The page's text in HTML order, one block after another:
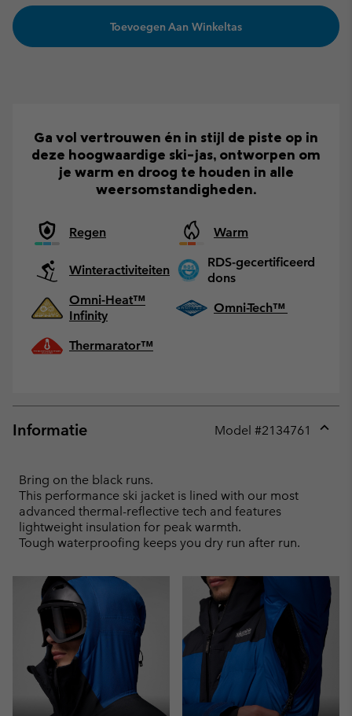
Toevoegen Aan Winkeltas
Ga vol vertrouwen én in stijl de piste op in
deze hoogwaardige ski-jas, ontworpen om
je warm en droog te houden in alle
weersomstandigheden.
Regen Warm
Winteractiviteiten
RDS-gecertificeerd
dons
Omni-Heat™
Infinity
Omni-Tech™
Thermarator™
Informatie Model #2134761
Bring on the black runs.
This performance ski jacket is lined with our most
advanced thermal-reflective tech and features
lightweight insulation for peak warmth.
Tough waterproofing keeps you dry run after run.